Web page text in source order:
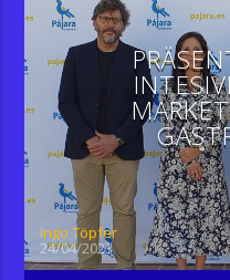
Ingo Töpfer
24/04/2023